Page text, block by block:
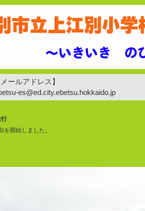
メールアドレス】
es@ed.city.ebetsu.hokkaido.jp
を開始しました。